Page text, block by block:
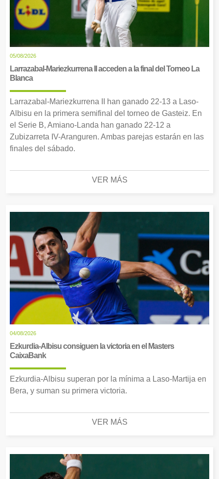
05/08/2026
Larrazabal-Mariezkurrena II acceden a la final del Torneo La
Blanca
Larrazabal-Mariezkurrena II han ganado 22-13 a Laso-
Albisu en la primera semifinal del torneo de Gasteiz. En
el Serie B, Amiano-Landa han ganado 22-12 a
Zubizarreta IV-Aranguren. Ambas parejas estarán en las
finales del sábado.
VER MÁS
04/08/2026
Ezkurdia-Albisu consiguen la victoria en el Masters
CaixaBank
Ezkurdia-Albisu superan por la mínima a Laso-Martija en
Bera, y suman su primera victoria.
VER MÁS